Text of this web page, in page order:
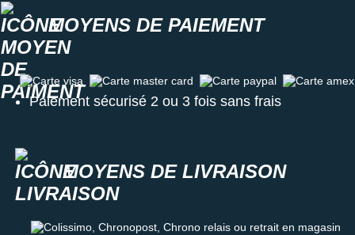
MOYENS DE PAIEMENT
Carte visa Carte master card Carte paypal Carte amex
Paiement sécurisé 2 ou 3 fois sans frais
MOYENS DE LIVRAISON
Colissimo, Chronopost, Chrono relais ou retrait en magasin